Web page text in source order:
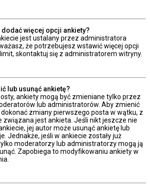
więcej opcji ankiety?
jest ustalany przez administratora
że potrzebujesz wstawić więcej opcji
skontaktuj się z administratorem witryny.
lub usunąć ankietę?
ankiety mogą być zmieniane tylko przez
lub administratorów. Aby zmienić
zmiany pierwszego posta w wątku, z
związana jest ankieta. Jeśli nikt jeszcze nie
jej autor może usunąć ankietę lub
Jednakże, jeśli w ankiecie zostały już
moderatorzy lub administratorzy mogą ją
Zapobiega to modyfikowaniu ankiety w